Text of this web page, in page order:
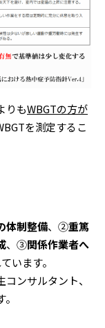
りもWBGTの方が
を測定するこ
体制整備、②重篤
、③関係作業者へ
います。
ンサルタント、